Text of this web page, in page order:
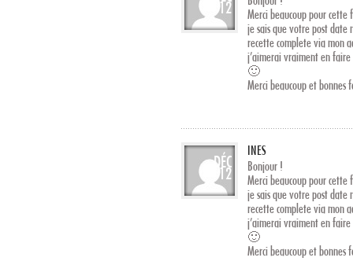
12
Merci beaucoup pour
je sais que votre post date
recette complete via mon
j’aimerai vraiment en
🙂
Merci beaucoup et bonnes
DÉC
12
INES
Bonjour !
Merci beaucoup pour
je sais que votre post date
recette complete via mon
j’aimerai vraiment en
🙂
Merci beaucoup et bonnes